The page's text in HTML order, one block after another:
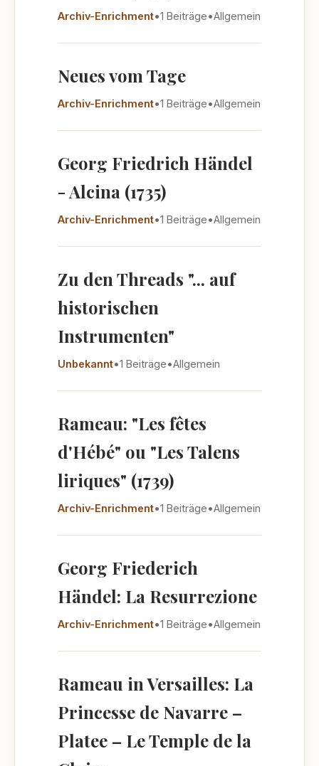
Archiv-Enrichment•1 Beiträge•Allgemein
Neues vom Tage
Archiv-Enrichment•1 Beiträge•Allgemein
Georg Friedrich Händel
- Alcina (1735)
Archiv-Enrichment•1 Beiträge•Allgemein
Zu den Threads "... auf
historischen
Instrumenten"
Unbekannt•1 Beiträge•Allgemein
Rameau: "Les fêtes
d'Hébé" ou "Les Talens
liriques" (1739)
Archiv-Enrichment•1 Beiträge•Allgemein
Georg Friederich
Händel: La Resurrezione
Archiv-Enrichment•1 Beiträge•Allgemein
Rameau in Versailles: La
Princesse de Navarre –
Platee – Le Temple de la